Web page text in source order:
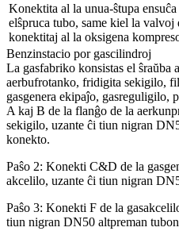
Konektita al la unua-ŝtupa
elŝpruca tubo, same kiel la valvoj
konektitaj al la oksigena
Benzinstacio por gascilindroj
La gasfabriko konsistas el ŝraŭba
aerbufrotanko, fridigita sekigilo,
gasgenera ekipaĵo, gasreguligilo,
A kaj B de la flanĝo de la
sekigilo, uzante ĉi tiun nigran
konekto.
Paŝo 2: Konekti C&D de la
akcelilo, uzante ĉi tiun nigran
Paŝo 3: Konekti F de la
tiun nigran DN50 altpreman